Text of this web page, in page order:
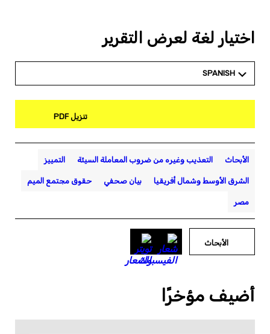
اختيار لغة لعرض التقرير
SPANISH
تنزيل PDF
الأبحاث التعذيب وغيره من ضروب المعاملة السيئة التمييز
الشرق الأوسط وشمال أفريقيا بيان صحفي حقوق مجتمع الميم
مصر
الأبحاث
أضيف مؤخرًا